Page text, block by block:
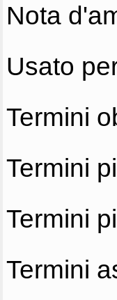
Nota
Usato
Termini
Termini
Termini
Termini